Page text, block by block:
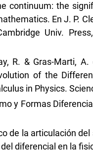
continuum: the
En J. P.
Univ.
R. & Gras-Marti,
of the
in Physics.
y Formas
de la articulación
diferencial en la